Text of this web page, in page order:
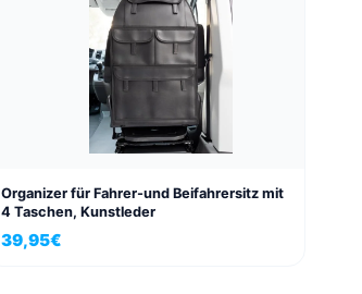
Organizer für Fahrer-und Beifahrersitz mit
4 Taschen, Kunstleder
39,95€